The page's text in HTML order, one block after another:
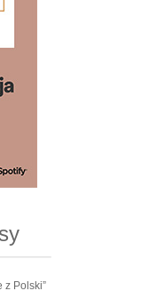
z Polski”